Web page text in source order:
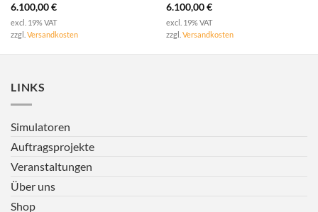
6.100,00€
excl. 19% VAT
zzgl. Versandkosten
6.100,00€
excl. 19% VAT
zzgl. Versandkosten
LINKS
Simulatoren
Auftragsprojekte
Veranstaltungen
Über uns
Shop